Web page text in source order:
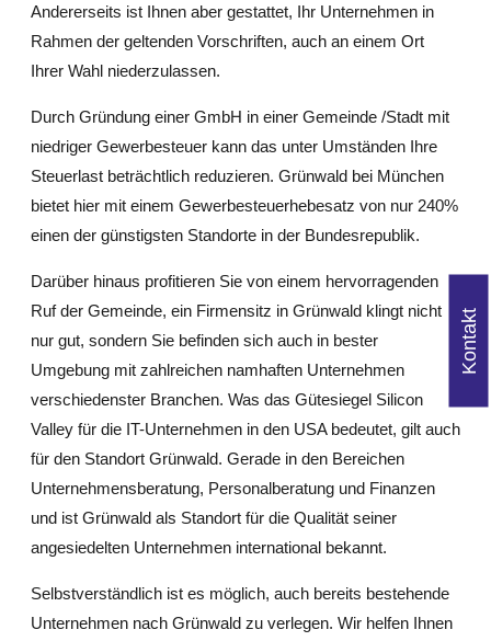
Kontakt
Andererseits ist Ihnen aber gestattet, Ihr Unternehmen in
Rahmen der geltenden Vorschriften, auch an einem Ort
Ihrer Wahl niederzulassen.
Durch Gründung einer GmbH in einer Gemeinde /Stadt mit
niedriger Gewerbesteuer kann das unter Umständen Ihre
Steuerlast beträchtlich reduzieren. Grünwald bei München
bietet hier mit einem Gewerbesteuerhebesatz von nur 240%
einen der günstigsten Standorte in der Bundesrepublik.
Darüber hinaus profitieren Sie von einem hervorragenden
Ruf der Gemeinde, ein Firmensitz in Grünwald klingt nicht
nur gut, sondern Sie befinden sich auch in bester
Umgebung mit zahlreichen namhaften Unternehmen
verschiedenster Branchen. Was das Gütesiegel Silicon
Valley für die IT-Unternehmen in den USA bedeutet, gilt auch
für den Standort Grünwald. Gerade in den Bereichen
Unternehmensberatung, Personalberatung und Finanzen
und ist Grünwald als Standort für die Qualität seiner
angesiedelten Unternehmen international bekannt.
Selbstverständlich ist es möglich, auch bereits bestehende
Unternehmen nach Grünwald zu verlegen. Wir helfen Ihnen